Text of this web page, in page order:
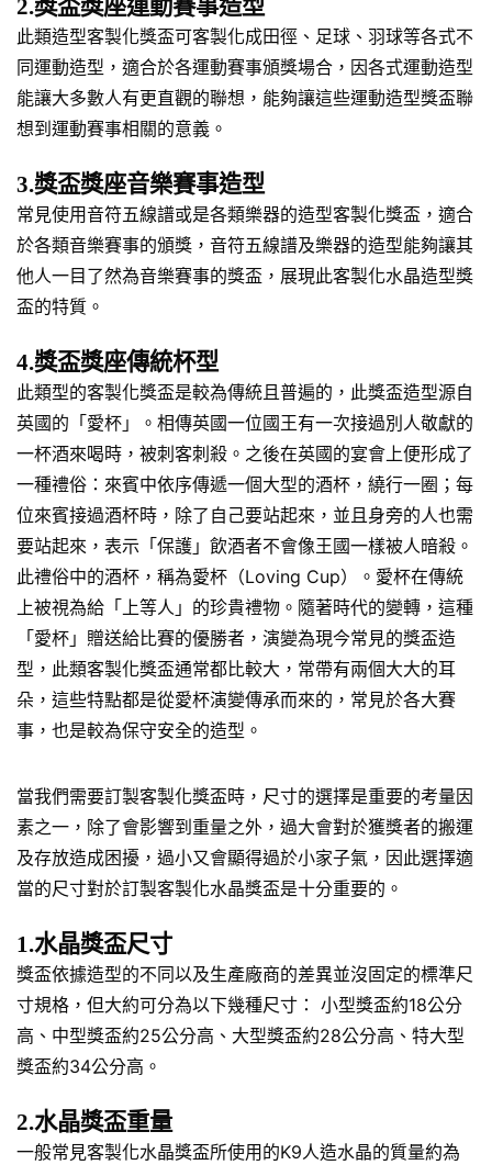
2.獎盃獎座運動賽事造型
此類造型客製化獎盃可客製化成田徑、足球、羽球等各式不
同運動造型，適合於各運動賽事頒獎場合，因各式運動造型
能讓大多數人有更直觀的聯想，能夠讓這些運動造型獎盃聯
想到運動賽事相關的意義。
3.獎盃獎座音樂賽事造型
常見使用音符五線譜或是各類樂器的造型客製化獎盃，適合
於各類音樂賽事的頒獎，音符五線譜及樂器的造型能夠讓其
他人一目了然為音樂賽事的獎盃，展現此客製化水晶造型獎
盃的特質。
4.獎盃獎座傳統杯型
此類型的客製化獎盃是較為傳統且普遍的，此獎盃造型源自
英國的「愛杯」。相傳英國一位國王有一次接過別人敬獻的
一杯酒來喝時，被刺客刺殺。之後在英國的宴會上便形成了
一種禮俗：來賓中依序傳遞一個大型的酒杯，繞行一圈；每
位來賓接過酒杯時，除了自己要站起來，並且身旁的人也需
要站起來，表示「保護」飲酒者不會像王國一樣被人暗殺。
此禮俗中的酒杯，稱為愛杯（Loving Cup）。愛杯在傳統
上被視為給「上等人」的珍貴禮物。隨著時代的變轉，這種
「愛杯」贈送給比賽的優勝者，演變為現今常見的獎盃造
型，此類客製化獎盃通常都比較大，常帶有兩個大大的耳
朵，這些特點都是從愛杯演變傳承而來的，常見於各大賽
事，也是較為保守安全的造型。
當我們需要訂製客製化獎盃時，尺寸的選擇是重要的考量因
素之一，除了會影響到重量之外，過大會對於獲獎者的搬運
及存放造成困擾，過小又會顯得過於小家子氣，因此選擇適
當的尺寸對於訂製客製化水晶獎盃是十分重要的。
1.水晶獎盃尺寸
獎盃依據造型的不同以及生產廠商的差異並沒固定的標準尺
寸規格，但大約可分為以下幾種尺寸： 小型獎盃約18公分
高、中型獎盃約25公分高、大型獎盃約28公分高、特大型
獎盃約34公分高。
2.水晶獎盃重量
一般常見客製化水晶獎盃所使用的K9人造水晶的質量約為